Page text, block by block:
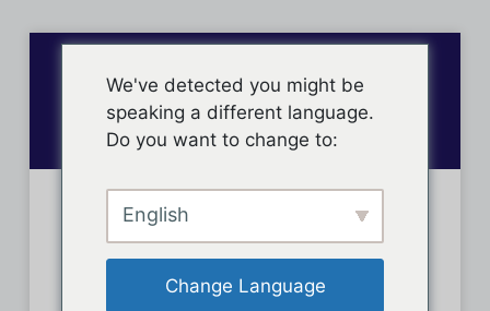
Connexion des membres
We've detected you might be
speaking a different language.
Do you want to change to:
English
Change Language